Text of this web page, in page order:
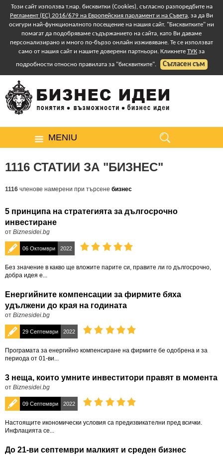
Този сайт използва т.нар. бисквитки (Cookies), съгласно разпоредбите на
Регламент (ЕС) 2016/679 на Европейския парламент и на Съвета, за да Ви
осигури най-функционалното посещение на нашия сайт. "Бисквитките" ни
помагат да подобряваме съдържанието на сайта, като Ви даваме
персонализирано и много по-бързо онлайн изживяване. Те се използват
само от нашия сайт и нашите доверени партньори. Кликнете ТУК за
подробности относно правилата за "бисквитките".
Съгласен съм
MENIU
1116 СТАТИИ ЗА "БИЗНЕС"
1116 членове намерени при търсене бизнес
5 принципа на стратегията за дългосрочно
инвестиране
от Biznesidei.bg
06 Октомври 2022
Без значение в какво ще вложите парите си, правите ли го дългосрочно,
добра идея е...
Енергийните компенсации за фирмите бяха
удължени до края на годината
от Biznesidei.bg
29 Септември 2022
Програмата за енергийно компенсиране на фирмите бе одобрена и за
периода от 01-ви...
3 неща, които умните инвеститори правят в момента
от Biznesidei.bg
09 Септември 2022
Настоящите икономически условия са предизвикателни пред всички.
Инфлацията се...
До 21-ви септември малкият и среден бизнес